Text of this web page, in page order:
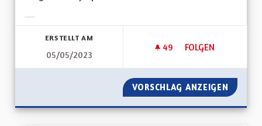
ERSTELLT AM
05/05/2023
49 49 FOLLOWER
FOLGEN
LE VOTE UN
VORSCHLAG ANZEIGEN LE